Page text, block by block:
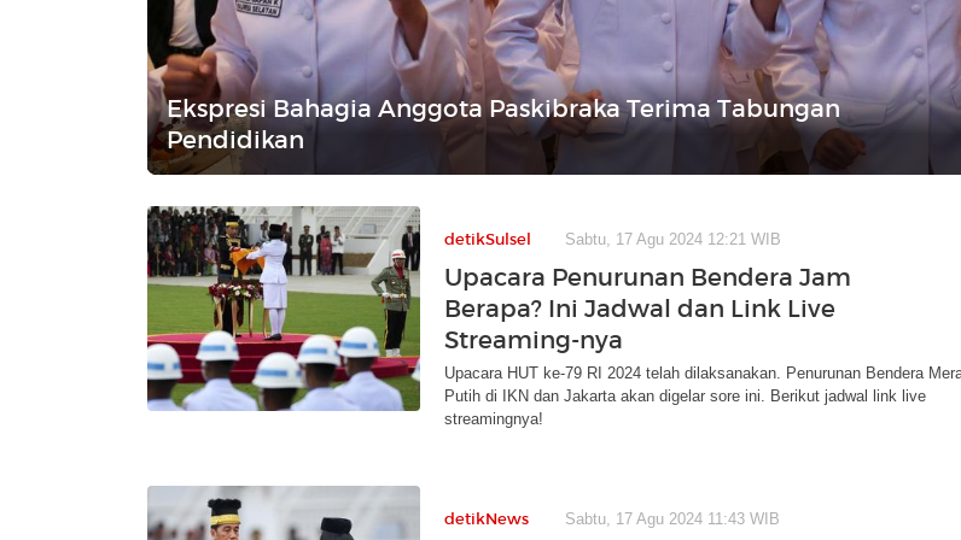
Ekspresi Bahagia Anggota Paskibraka Terima Tabungan
Pendidikan
detikSulsel Sabtu, 17 Agu 2024 12:21 WIB
Upacara Penurunan Bendera Jam
Berapa? Ini Jadwal dan Link Live
Streaming-nya
Upacara HUT ke-79 RI 2024 telah dilaksanakan. Penurunan Bendera
Putih di IKN dan Jakarta akan digelar sore ini. Berikut jadwal link live
streamingnya!
detikNews Sabtu, 17 Agu 2024 11:43 WIB